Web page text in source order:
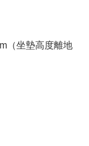
（坐墊高度離地